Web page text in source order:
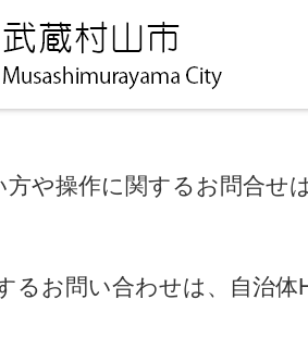
や操作に関するお問合せ
るお問い合わせは、自治